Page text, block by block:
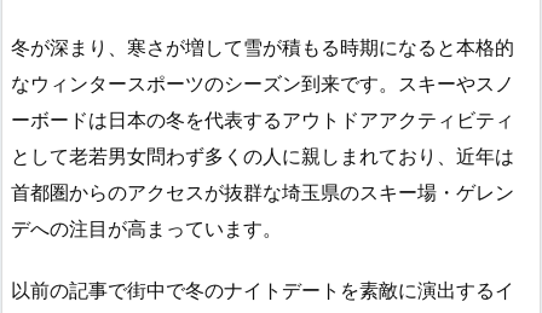
冬が深まり、寒さが増して雪が積もる時期になると本格的
なウィンタースポーツのシーズン到来です。スキーやスノ
ーボードは日本の冬を代表するアウトドアアクティビティ
として老若男女問わず多くの人に親しまれており、近年は
首都圏からのアクセスが抜群な埼玉県のスキー場・ゲレン
デへの注目が高まっています。
以前の記事で街中で冬のナイトデートを素敵に演出するイ